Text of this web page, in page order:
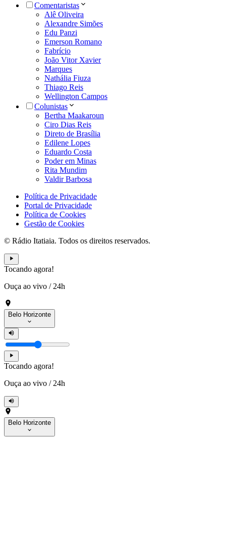
Comentaristas
Alê Oliveira
Alexandre Simões
Edu Panzi
Emerson Romano
Fabrício
João Vitor Xavier
Marques
Nathália Fiuza
Thiago Reis
Wellington Campos
Colunistas
Bertha Maakaroun
Ciro Dias Reis
Direto de Brasília
Edilene Lopes
Eduardo Costa
Poder em Minas
Rita Mundim
Valdir Barbosa
Política de Privacidade
Portal de Privacidade
Política de Cookies
Gestão de Cookies
© Rádio Itatiaia. Todos os direitos reservados.
Tocando agora!
Ouça ao vivo / 24h
Belo Horizonte
Tocando agora!
Ouça ao vivo / 24h
Belo Horizonte